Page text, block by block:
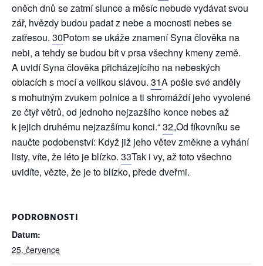
oněch dnů se zatmí slunce a měsíc nebude vydávat svou
zář, hvězdy budou padat z nebe a mocnosti nebes se
zatřesou. 30Potom se ukáže znamení Syna člověka na
nebi, a tehdy se budou bít v prsa všechny kmeny země.
A uvidí Syna člověka přicházejícího na nebeských
oblacích s mocí a velikou slávou. 31A pošle své anděly
s mohutným zvukem polnice a ti shromáždí jeho vyvolené
ze čtyř větrů, od jednoho nejzazšího konce nebes až
k jejich druhému nejzazšímu konci.“32„Od fíkovníku se
naučte podobenství: Když již jeho větev změkne a vyhání
listy, víte, že léto je blízko. 33Tak i vy, až toto všechno
uvidíte, vězte, že je to blízko, přede dveřmi.
PODROBNOSTI
Datum:
25. července